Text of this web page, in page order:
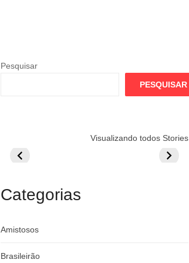
Pesquisar
PESQUISAR
Visualizando todos Stories
milionária por
argentino
Globo quer
Categorias
Amistosos
Brasileirão